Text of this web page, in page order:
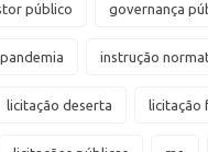
público governança
instrução
licitação deserta licitação